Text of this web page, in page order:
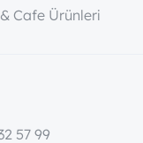
Cafe Ürünleri
57 99